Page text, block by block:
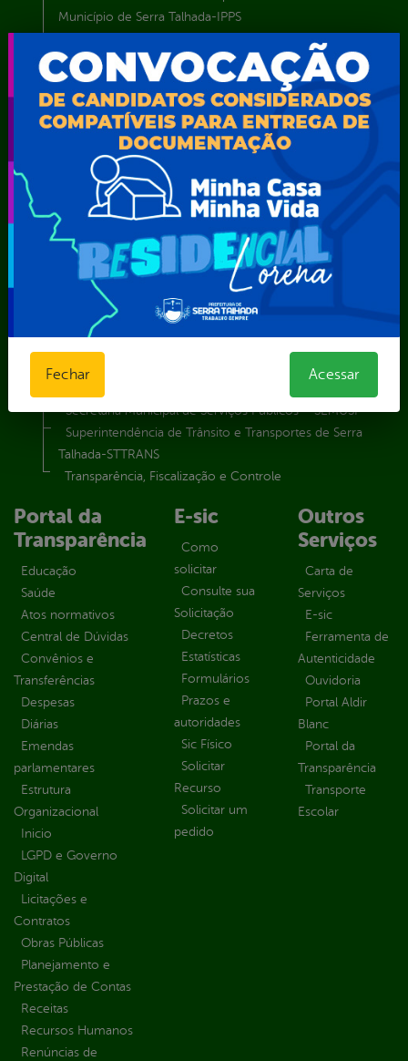
Município de Serra Talhada-IPPS
Procuradoria Geral do Município
Secretaria de Comunicação Social e Audiovisual
Secretaria de Desenvolvimento Econômico e Turismo
Secretaria de Iluminação Pública e Energia Elétrica
Secretaria Municipal da Mulher – SEMU
Secretaria Municipal de Administração – SAD
Secretaria Municipal de Agricultura e Recursos Hídricos –
SEMARH / Secretaria de Agricultura Familiar – SEMAF
Secretaria Municipal de Educação – SEST
Secretaria Municipal de Esporte e Lazer – SEMEL
Secretaria Municipal de Finanças – SECFIN
Secretaria Municipal de Governo – SEGOV
Secretaria Municipal de Meio Ambiente – SEMA
Secretaria Municipal de Relações Institucionais – SEMRI
Secretaria Municipal de Serviços Públicos – SEMUSP
Superintendência de Trânsito e Transportes de Serra
Talhada-STTRANS
Transparência, Fiscalização e Controle
Portal da
Transparência
Educação
Saúde
Atos normativos
Central de Dúvidas
Convênios e
Transferências
Despesas
Diárias
Emendas
parlamentares
Estrutura
Organizacional
Inicio
LGPD e Governo
Digital
Licitações e
Contratos
Obras Públicas
Planejamento e
Prestação de Contas
Receitas
Recursos Humanos
Renúncias de
E-sic
Como
solicitar
Consulte sua
Solicitação
Decretos
Estatísticas
Formulários
Prazos e
autoridades
Sic Físico
Solicitar
Recurso
Solicitar um
pedido
Outros
Serviços
Carta de
Serviços
E-sic
Ferramenta de
Autenticidade
Ouvidoria
Portal Aldir
Blanc
Portal da
Transparência
Transporte
Escolar
Fechar Acessar